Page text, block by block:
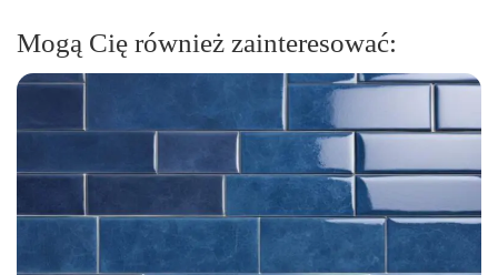
Mogą Cię również zainteresować: